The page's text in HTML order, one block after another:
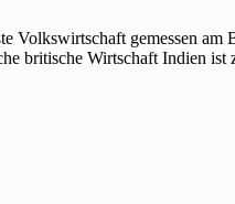
gemessen
britische Wirtschaft Indien